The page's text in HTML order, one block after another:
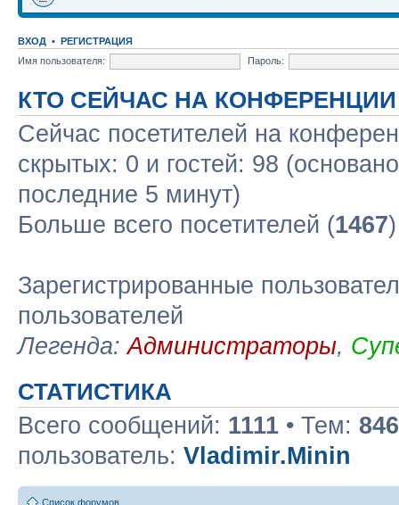
ВХОД • РЕГИСТРАЦИЯ
Имя пользователя:
Пароль:
КТО СЕЙЧАС НА КОНФЕРЕНЦИИ
Сейчас посетителей на
скрытых: 0 и гостей: 98
последние 5 минут)
Больше всего посетителей (1467
Зарегистрированные
пользователей
Легенда:Администраторы,
СТАТИСТИКА
Всего сообщений: 1111 • Тем: 846
пользователь: Vladimir.Minin
Список форумов